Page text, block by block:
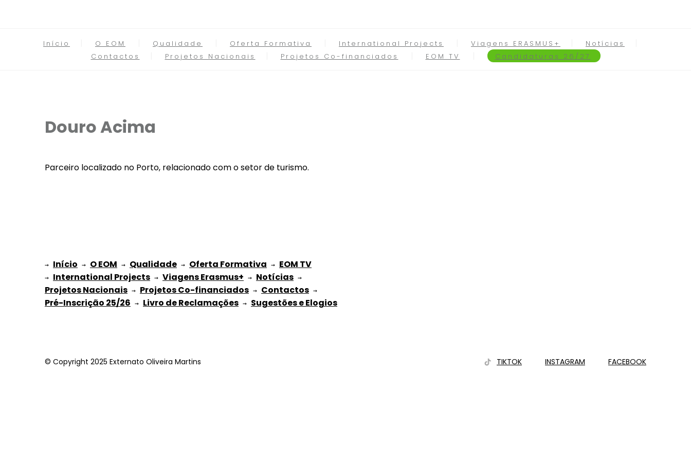
Início O EOM Qualidade Oferta Formativa International Projects Viagens ERASMUS+
Notícias
Contactos
Projetos Nacionais Projetos Co-financiados EOM TV Candidaturas 26/27
Douro Acima
Parceiro localizado no Porto, relacionado com o setor de turismo.
→ Início → O EOM → Qualidade → Oferta Formativa → EOM TV
→ International Projects → Viagens Erasmus+ → Notícias
Projetos Nacionais → Projetos Co-financiados → Contactos
Pré-Inscrição 25/26 → Livro de Reclamações → Sugestões e Elogios
© Copyright 2025 Externato Oliveira Martins FACEBOOK
INSTAGRAM
TIKTOK